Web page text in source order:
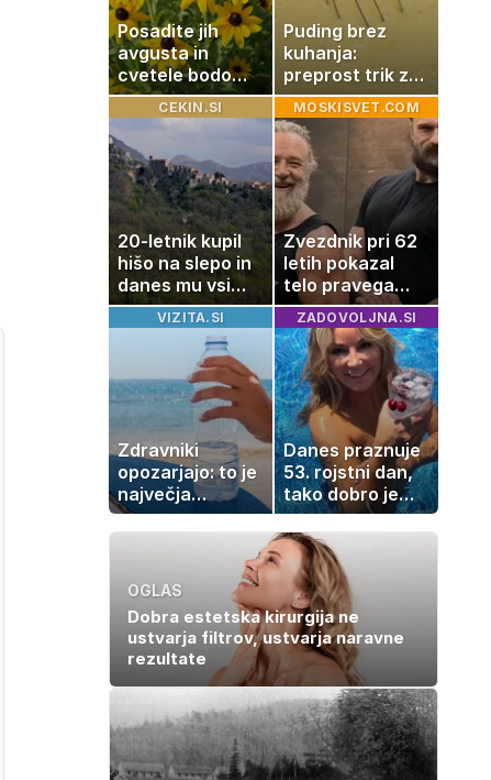
Posadite jih
avgusta in
cvetele bodo
vse do zime
Puding brez
kuhanja:
preprost trik za
pripravo v le
nekaj minutah
CEKIN.SI
20-letnik kupil
hišo na slepo in
danes mu vsi
zavidajo
MOSKISVET.COM
Zvezdnik pri 62
letih pokazal
telo pravega
gladiatorja
VIZITA.SI
Zdravniki
opozarjajo: to je
največja
napaka, ki jo
ljudje delajo med
ZADOVOLJNA.SI
Danes praznuje
53. rojstni dan,
tako dobro je
videti znana
Slovenka
OGLAS
Dobra estetska kirurgija ne
ustvarja filtrov, ustvarja naravne
rezultate